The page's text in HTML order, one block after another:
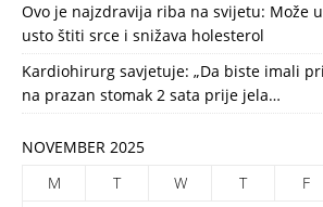
Ovo je najzdravija riba na svijetu: Može
usto štiti srce i snižava holesterol
Kardiohirurg savjetuje: „Da biste imali
na prazan stomak 2 sata prije jela…
NOVEMBER 2025
M
T W T F